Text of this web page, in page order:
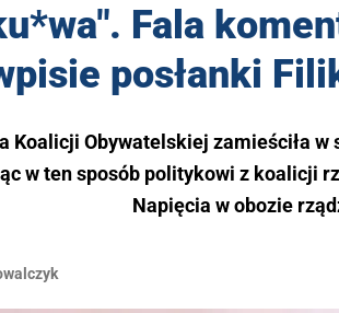
Fala
posłanki
Koalicji Obywatelskiej zamieściła
w ten sposób politykowi z koalicji
Napięcia w obozie